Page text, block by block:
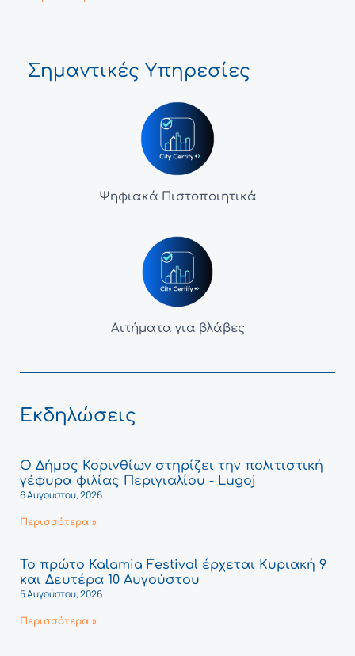
Σημαντικές Υπηρεσίες
Ψηφιακά Πιστοποιητικά
Αιτήματα για βλάβες
Εκδηλώσεις
Ο Δήμος Κορινθίων στηρίζει την πολιτιστική
γέφυρα φιλίας Περιγιαλίου - Lugoj
6 Αυγούστου, 2026
Περισσότερα »
Το πρώτο Kalamia Festival έρχεται Κυριακή 9
και Δευτέρα 10 Αυγούστου
5 Αυγούστου, 2026
Περισσότερα »